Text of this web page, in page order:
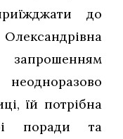
до
їй потрібна
поради та